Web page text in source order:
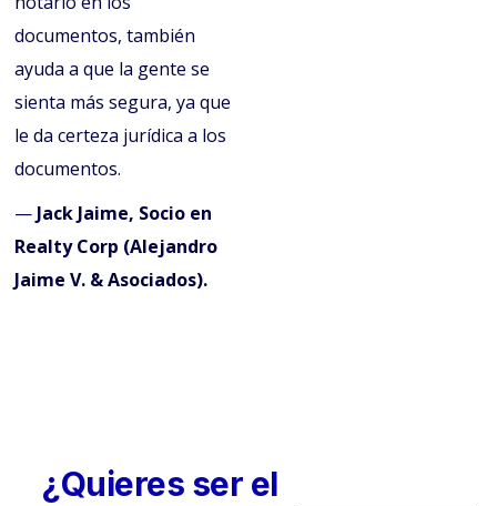
documentos, también
ayuda a que la gente se
sienta más segura, ya que
le da certeza jurídica a los
documentos.
— Jack Jaime, Socio en
Realty Corp (Alejandro
Jaime V. & Asociados).
¿Quieres ser el